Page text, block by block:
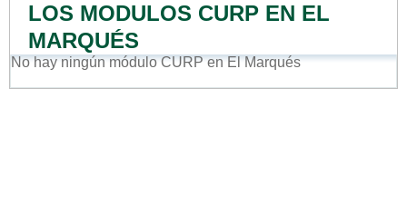
LOS MODULOS CURP EN EL
MARQUÉS
No hay ningún módulo CURP en El Marqués